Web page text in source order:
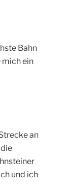
Bahn
mich ein
an
und ich